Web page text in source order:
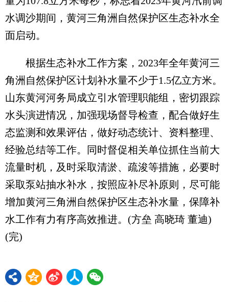
水调沙期间，黄河三角洲自然保护区生态补水全
面启动。
根据生态补水工作方案，2023年全年黄河三
角洲自然保护区计划补水量不少于1.5亿立方米。
山东黄河河务局成立引水管理职能组，密切跟踪
水头演进情况，加强现场督导检查，配合做好生
态监测和效果评估，做好动态统计、资料整理、
经验总结等工作。同时督促相关单位抓住当前大
流量时机，及时采取清淤、疏浚等措施，必要时
采取泵站抽水补水，按照应补尽补原则，尽可能
增加黄河三角洲自然保护区生态补水量，保障补
水工作有力有序高效推进。(方垒 高晓琦 董迪)
(完)